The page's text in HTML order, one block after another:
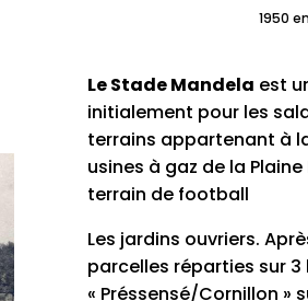
1950
Le Stade Mandela est
initialement pour les
terrains appartenant à
usines à gaz de la
terrain de football
Les jardins ouvriers.
parcelles réparties sur 3
« Préssensé/Cornillon »